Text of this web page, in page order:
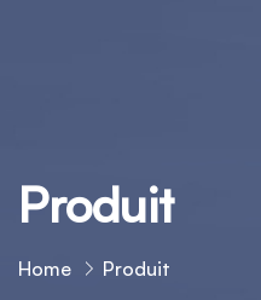
Produit
Home Produit